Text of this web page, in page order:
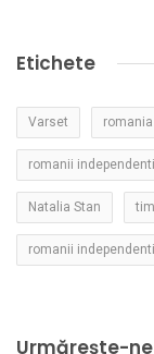
Etichete
Varset romania
romanii independenti
Natalia Stan
romanii
Urmărește-ne